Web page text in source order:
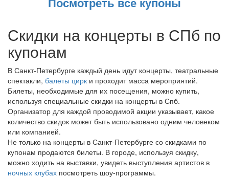
Скидки на концерты в СПб по
купонам
В Санкт-Петербурге каждый день идут концерты, театральные
спектакли, балеты цирк и проходит масса мероприятий.
Билеты, необходимые для их посещения, можно купить,
используя специальные скидки на концерты в Спб.
Организатор для каждой проводимой акции указывает, какое
количество скидок может быть использовано одним человеком
или компанией.
Не только на концерты в Санкт-Петербурге со скидками по
купонам продаются билеты. В городе, используя скидку,
можно ходить на выставки, увидеть выступления артистов в
ночных клубах посмотреть шоу-программы.